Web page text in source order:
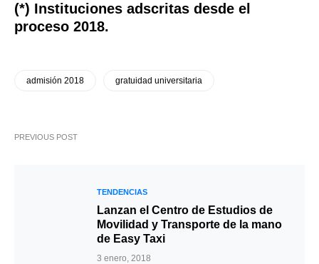
(*) Instituciones adscritas desde el
proceso 2018.
admisión 2018 gratuidad universitaria
PREVIOUS POST
TENDENCIAS
Lanzan el Centro de Estudios de
Movilidad y Transporte de la mano
de Easy Taxi
3 enero, 2018